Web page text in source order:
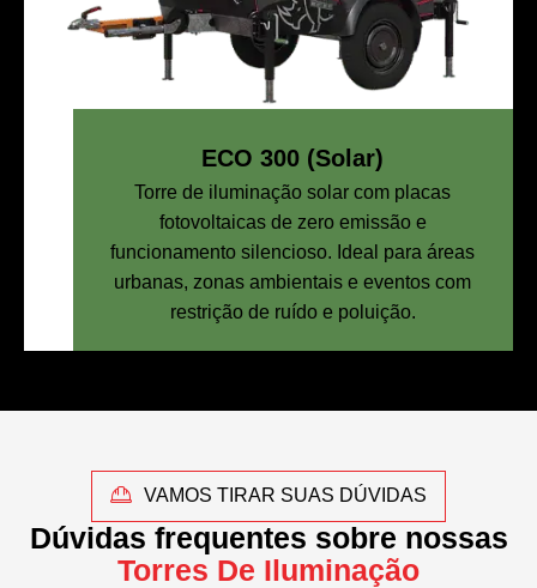
ECO 300 (Solar)
Torre de iluminação solar com placas
fotovoltaicas de zero emissão e
funcionamento silencioso. Ideal para áreas
urbanas, zonas ambientais e eventos com
restrição de ruído e poluição.
VAMOS TIRAR SUAS DÚVIDAS
Dúvidas frequentes sobre nossas
Torres De Iluminação